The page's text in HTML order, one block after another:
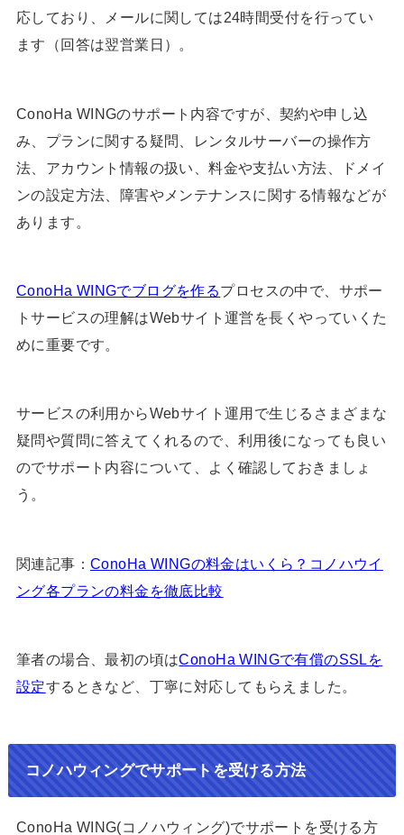
応しており、メールに関しては24時間受付を行ってい
ます（回答は翌営業日）。
ConoHa WINGのサポート内容ですが、契約や申し込
み、プランに関する疑問、レンタルサーバーの操作方
法、アカウント情報の扱い、料金や支払い方法、ドメイ
ンの設定方法、障害やメンテナンスに関する情報などが
あります。
ConoHa WINGでブログを作るプロセスの中で、サポー
トサービスの理解はWebサイト運営を長くやっていくた
めに重要です。
サービスの利用からWebサイト運用で生じるさまざまな
疑問や質問に答えてくれるので、利用後になっても良い
のでサポート内容について、よく確認しておきましょ
う。
関連記事： ConoHa WINGの料金はいくら？コノハウイ
ング各プランの料金を徹底比較
筆者の場合、最初の頃はConoHa WINGで有償のSSLを
設定するときなど、丁寧に対応してもらえました。
コノハウィングでサポートを受ける方法
ConoHa WING(コノハウィング)でサポートを受ける方